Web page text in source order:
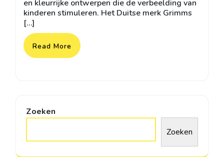
en kleurrijke ontwerpen die de verbeelding van
kinderen stimuleren. Het Duitse merk Grimms
[…]
Read More
Zoeken
Zoeken